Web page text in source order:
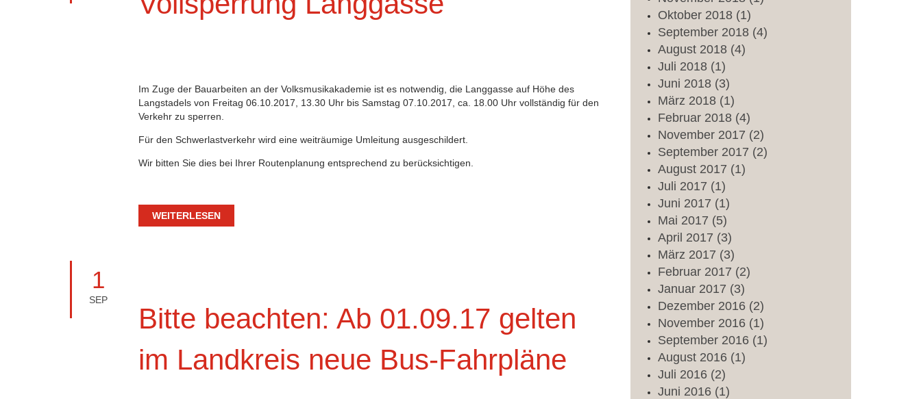
Im Zuge der Bauarbeiten an der Volksmusikakademie ist es notwendig, die Langgasse auf Höhe des
Langstadels von Freitag 06.10.2017, 13.30 Uhr bis Samstag 07.10.2017, ca. 18.00 Uhr vollständig für den
Verkehr zu sperren.
Für den Schwerlastverkehr wird eine weiträumige Umleitung ausgeschildert.
Wir bitten Sie dies bei Ihrer Routenplanung entsprechend zu berücksichtigen.
WEITERLESEN
1
SEP
Bitte beachten: Ab 01.09.17 gelten
im Landkreis neue Bus-Fahrpläne
Oktober 2018 (1)
September 2018 (4)
August 2018 (4)
Juli 2018 (1)
Juni 2018 (3)
März 2018 (1)
Februar 2018 (4)
November 2017 (2)
September 2017 (2)
August 2017 (1)
Juli 2017 (1)
Juni 2017 (1)
Mai 2017 (5)
April 2017 (3)
März 2017 (3)
Februar 2017 (2)
Januar 2017 (3)
Dezember 2016 (2)
November 2016 (1)
September 2016 (1)
August 2016 (1)
Juli 2016 (2)
Juni 2016 (1)